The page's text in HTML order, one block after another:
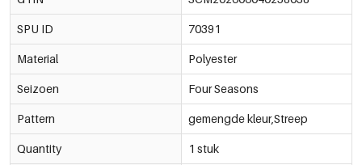
SPU ID 70391
Material Polyester
Seizoen Four Seasons
Pattern gemengde kleur,Streep
Quantity 1 stuk